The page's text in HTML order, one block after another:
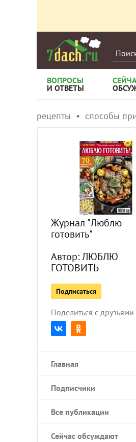
ВОПРОСЫ
И ОТВЕТЫ
рецепты способы
Журнал "Люблю
готовить"
Автор:ЛЮБЛЮ
ГОТОВИТЬ
Подписаться
Поделиться с друзьями
Главная
Подписчики
Все публикации
Сейчас обсуждают